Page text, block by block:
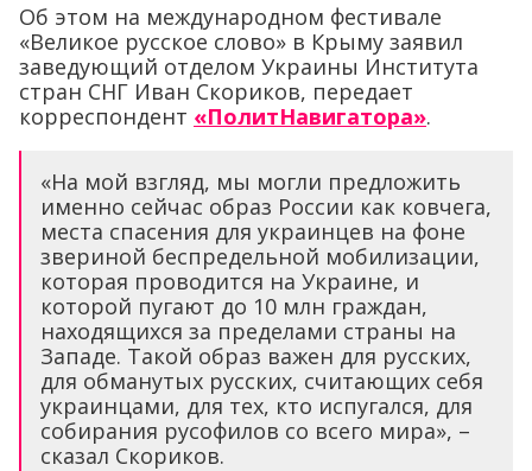
Об этом на международном фестивале
«Великое русское слово» в Крыму заявил
заведующий отделом Украины Института
стран СНГ Иван Скориков, передает
корреспондент «ПолитНавигатора».
«На мой взгляд, мы могли предложить
именно сейчас образ России как ковчега,
места спасения для украинцев на фоне
звериной беспредельной мобилизации,
которая проводится на Украине, и
которой пугают до 10 млн граждан,
находящихся за пределами страны на
Западе. Такой образ важен для русских,
для обманутых русских, считающих себя
украинцами, для тех, кто испугался, для
собирания русофилов со всего мира», –
сказал Скориков.